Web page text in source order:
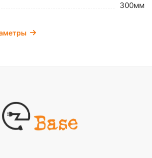
300мм